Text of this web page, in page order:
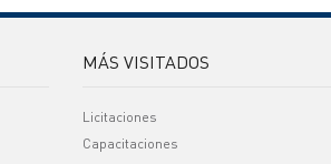
MÁS VISITADOS
Licitaciones
Capacitaciones